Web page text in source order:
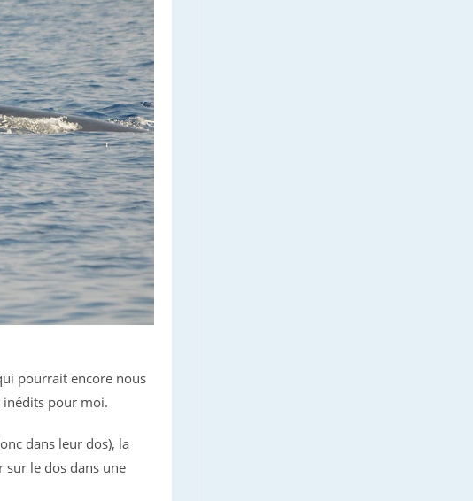
pourrait encore nous
inédits pour moi.
dans leur dos), la
sur le dos dans une